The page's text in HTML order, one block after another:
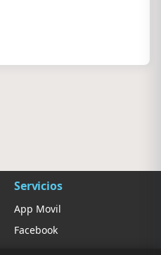
Servicios
App Movil
Facebook